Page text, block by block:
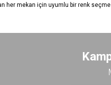
her mekan için uyumlu bir renk
Ürün resmi kalitesiz, bozuk veya
Ürün açıklamasında eksik bilgiler